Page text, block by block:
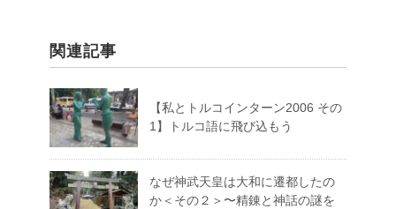
関連記事
【私とトルコインターン2006 その
1】トルコ語に飛び込もう
なぜ神武天皇は大和に遷都したの
か＜その２＞〜精錬と神話の謎を